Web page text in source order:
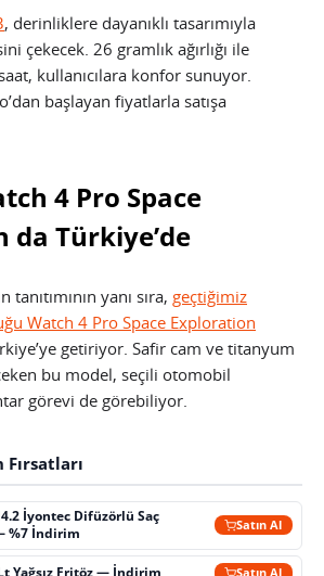
, derinliklere dayanıklı tasarımıyla
çekecek. 26 gramlık ağırlığı ile
kullanıcılara konfor sunuyor.
başlayan fiyatlarla satışa
4 Pro Space
da Türkiye’de
yanı sıra, geçtiğimiz
Watch 4 Pro Space Exploration
getiriyor. Safir cam ve titanyum
bu model, seçili otomobil
görevi de görebiliyor.
Fırsatları
İyontec Difüzörlü Saç
%7 İndirim
Satın Al
Satın Al